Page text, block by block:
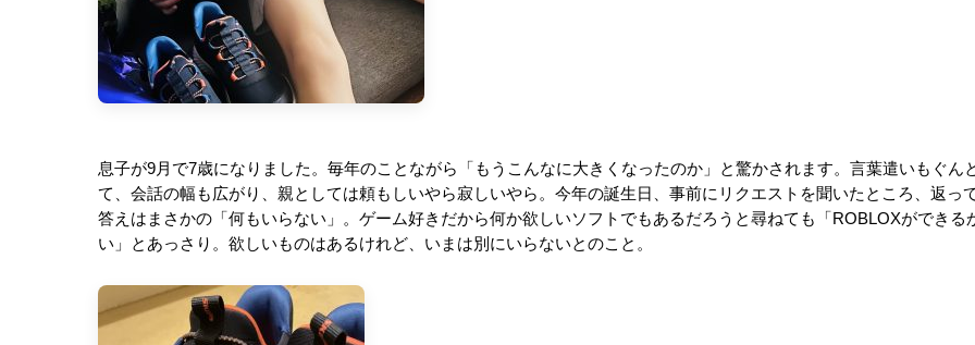
息子が9月で7歳になりました。毎年のことながら「もうこんなに大きくなったのか」と驚かされます。言葉遣いもぐん
て、会話の幅も広がり、親としては頼もしいやら寂しいやら。今年の誕生日、事前にリクエストを聞いたところ、返っ
答えはまさかの「何もいらない」。ゲーム好きだから何か欲しいソフトでもあるだろうと尋ねても「ROBLOXができる
い」とあっさり。欲しいものはあるけれど、いまは別にいらないとのこと。